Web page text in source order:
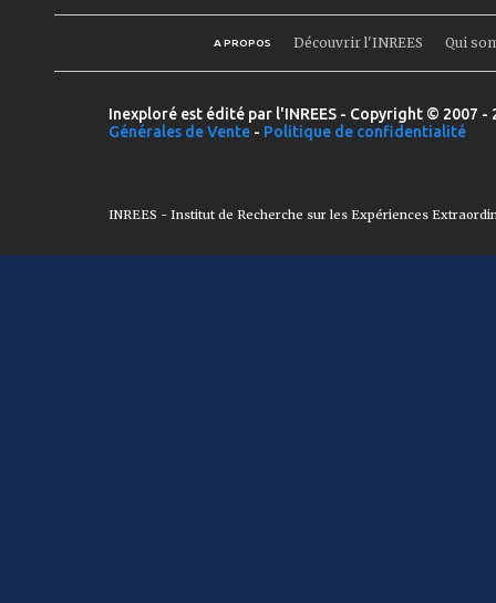
A PROPOS Découvrir l'INREES Qui
Inexploré est édité par l'INREES - Copyright © 2007
Générales de Vente - Politique de confidentialité
INREES - Institut de Recherche sur les Expériences